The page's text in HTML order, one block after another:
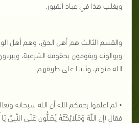
ويغلب هذا في عباد القبور.
والقسم الثالث هم أهل الحق، وهم أهل
ويوالونه ويقومون بحقوقه الشرعية،
الله منهم، وثبتنا على طريقهم.
• ثم اعلموا رحمكم الله أن الله سبحانه
فقال (إن اللَّهَ وَمَلَائِكَتَهُ يُصَلُّونَ عَلَى النَّبِيِّ يَا